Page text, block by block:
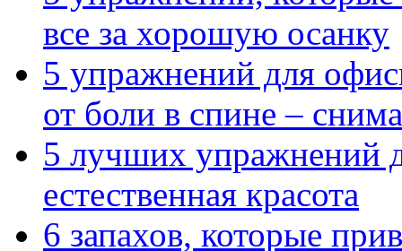
все за хорошую осанку
5 упражнений для
от боли в спине –
5 лучших упражнений
естественная красота
6 запахов, которые